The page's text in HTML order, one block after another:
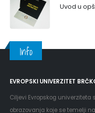
Uvod u
Info
EVROPSKI UNIVERZITET
Ciljevi Evropskog
obrazovanja koje se temelji